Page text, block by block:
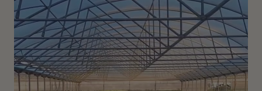
Um die Deckkraft eines kühlen Farbtons bei grauem Haar
zu erhöhen, empfiehlt es sich, ihn im Verhältnis 1:1 mit
einem warmen Farbton zu mischen. So entsteht ein
harmonisches Farbergebnis mit optimaler Abdeckung.
Unsere Empfehlung für graues Haar – ideale Mischungen: